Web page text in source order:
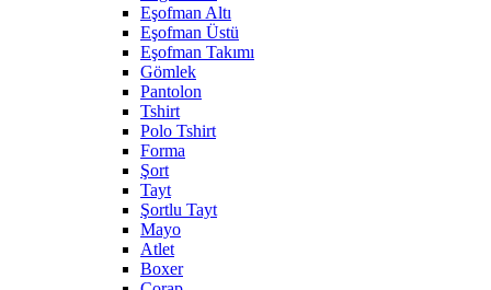
Eşofman Altı
Eşofman Üstü
Eşofman Takımı
Gömlek
Pantolon
Tshirt
Polo Tshirt
Forma
Şort
Tayt
Şortlu Tayt
Mayo
Atlet
Boxer